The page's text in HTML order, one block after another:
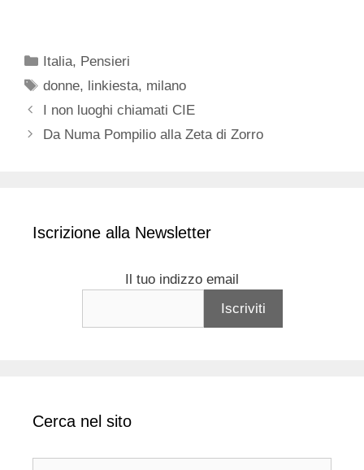
Categorie
Italia, Pensieri
Tag
donne, linkiesta, milano
I non luoghi chiamati CIE
Da Numa Pompilio alla Zeta di Zorro
Iscrizione alla Newsletter
Il tuo indizzo email
Cerca nel sito